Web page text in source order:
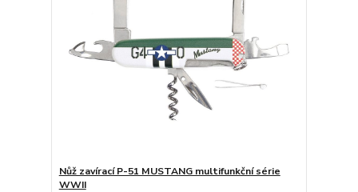
Nůž zavírací P-51 MUSTANG multifunkční série
WWII